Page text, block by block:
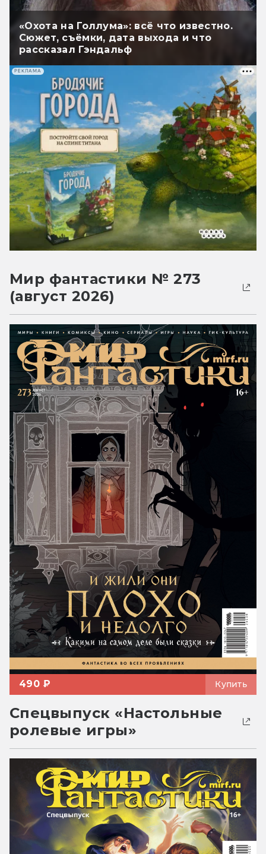
«Охота на Голлума»: всё что известно.
Сюжет, съёмки, дата выхода и что
рассказал Гэндальф
РЕКЛАМА
Мир фантастики № 273
(август 2026)
490 ₽ Купить
Спецвыпуск «Настольные
ролевые игры»